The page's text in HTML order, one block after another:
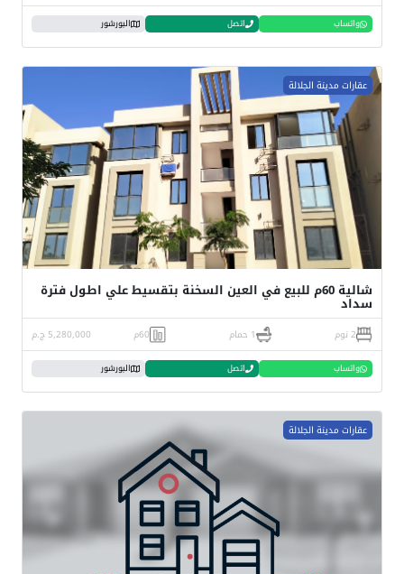
واتساب اتصل البورشور
عقارات مدينة الجلالة
شالية 60م للبيع في العين السخنة بتقسيط علي اطول فترة
سداد
2 نوم 1 حمام 60م 5,280,000 ج.م
واتساب اتصل البورشور
عقارات مدينة الجلالة